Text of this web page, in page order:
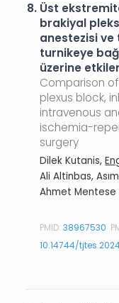
8. Üst
brakiyal
anestezisi
turnikeye
üzerine
Comparison
plexus block,
intravenous
ischemia-
surgery
Dilek Kutanis,
Ali Altinbas,
Ahmet Mentese
PMID:38967530
10.14744/